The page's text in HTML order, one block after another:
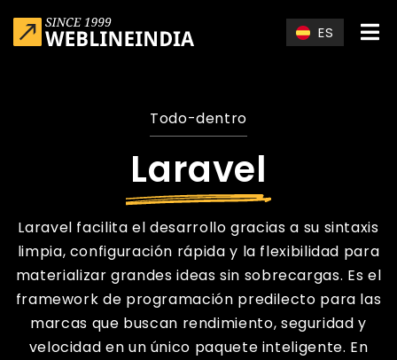
ES
Todo-dentro
Laravel
Laravel facilita el desarrollo gracias a su sintaxis
limpia, configuración rápida y la flexibilidad para
materializar grandes ideas sin sobrecargas. Es el
framework de programación predilecto para las
marcas que buscan rendimiento, seguridad y
velocidad en un único paquete inteligente. En